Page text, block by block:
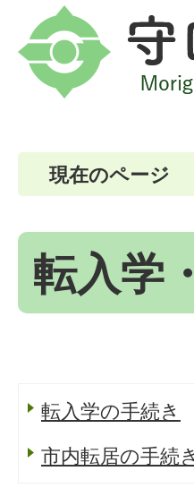
現在のページ
転入学
転入学の手続き
市内転居の手続き